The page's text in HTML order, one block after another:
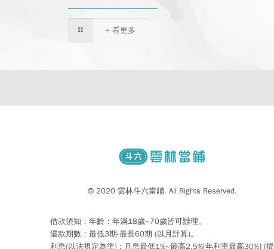
+ 看更多
© 2020 雲林斗六當鋪. All Rights Reserved.
借款須知：年齡：年滿18歲~70歲皆可辦理。
還款期數：最低3期-最長60期 (以月計算)。
利息(以法規定為準) : 月息最低1%~最高2.5%[年利率最高30%] (提